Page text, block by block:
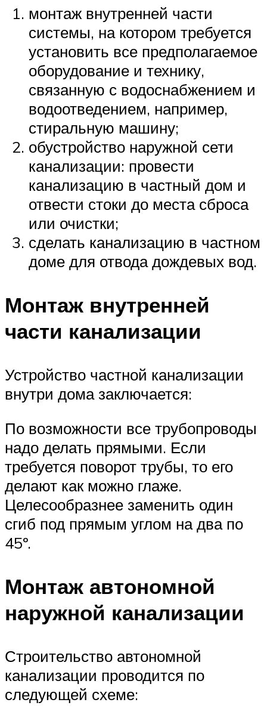
монтаж внутренней части
системы, на котором требуется
установить все предполагаемое
оборудование и технику,
связанную с водоснабжением и
водоотведением, например,
стиральную машину;
обустройство наружной сети
канализации: провести
канализацию в частный дом и
отвести стоки до места сброса
или очистки;
сделать канализацию в частном
доме для отвода дождевых вод.
Монтаж внутренней
части канализации
Устройство частной канализации
внутри дома заключается:
По возможности все трубопроводы
надо делать прямыми. Если
требуется поворот трубы, то его
делают как можно глаже.
Целесообразнее заменить один
сгиб под прямым углом на два по
45º.
Монтаж автономной
наружной канализации
Строительство автономной
канализации проводится по
следующей схеме: